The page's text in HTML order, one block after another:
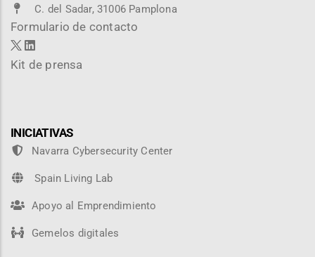
C. del Sadar, 31006 Pamplona
Formulario de contacto
Kit de prensa
INICIATIVAS
Navarra Cybersecurity Center
Spain Living Lab
Apoyo al Emprendimiento
Gemelos digitales